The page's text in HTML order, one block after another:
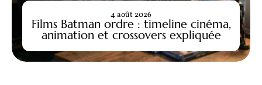
Films Batman ordre : timeline cinéma,
animation et crossovers expliquée
4 août 2026